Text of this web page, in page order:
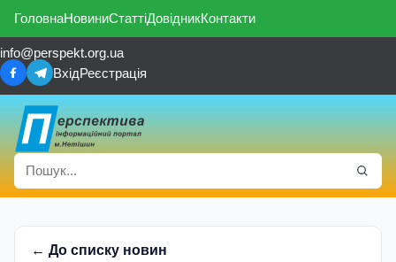
ГоловнаНовиниСтаттіДовідникКонтакти
info@perspekt.org.ua
ВхідРеєстрація
← До списку новин